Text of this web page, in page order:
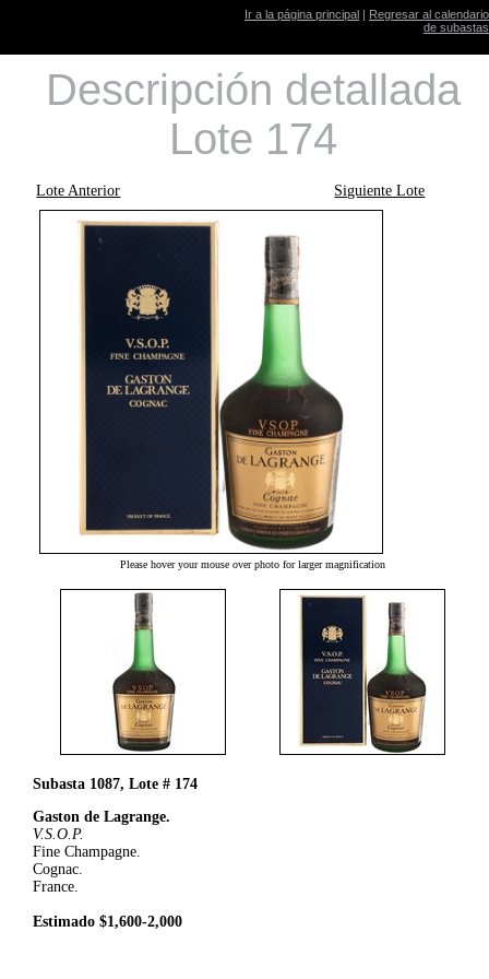
Ir a la página principal | Regresar al calendario
de subastas
Descripción detallada
Lote 174
Lote Anterior Siguiente Lote
Please hover your mouse over photo for larger magnification
Subasta 1087, Lote # 174
Gaston de Lagrange.
V.S.O.P.
Fine Champagne.
Cognac.
France.
Estimado $1,600-2,000